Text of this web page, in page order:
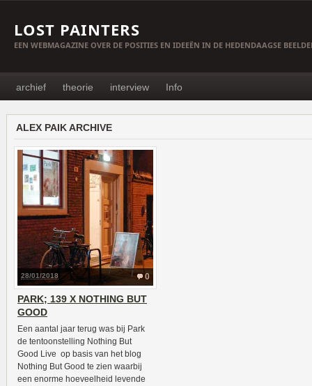
LOST PAINTERS
EEN WEBMAGAZINE OVER DE POSITIES EN IDEEËN IN DE HEDENDAAGSE
archief theorie interview Info
ALEX PAIK ARCHIVE
0
28/01/2018
PARK; 139 X NOTHING BUT
GOOD
Een aantal jaar terug was bij Park
de tentoonstelling Nothing But
Good Live op basis van het blog
Nothing But Good te zien waarbij
een enorme hoeveelheid levende